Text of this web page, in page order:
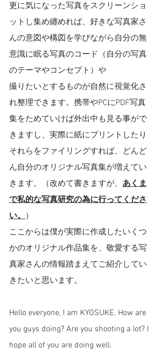
更に気になった写真をスクリーンショ
ットし集め纏めれば、好きな写真家さ
んの意図や構図を学びながら自分の無
意識に眠る写真のコード（自分の写真
のテーマやコンセプト）や
撮りたいとするものが自然に視覚化さ
れ整理できます。携帯やPCにPDF写真
集をためていけば外出中も見る事がで
きますし、実際に紙にプリントしたり
それらをファイリングすれば、どんど
ん自分のオリジナル写真集が増えてい
きます。（改めて書きますが、 あくま
で私的な写真研究の為に行ってくださ
い。 ）
ここからは僕が実際に作成したいくつ
かのオリジナル作品集を、敬愛する写
真家さんの情報踏まえてご紹介してい
きたいと思います。
Hello everyone, I am KYOSUKE. How are
you guys doing? Are you shooting a lot? I
hope all of you are doing well.